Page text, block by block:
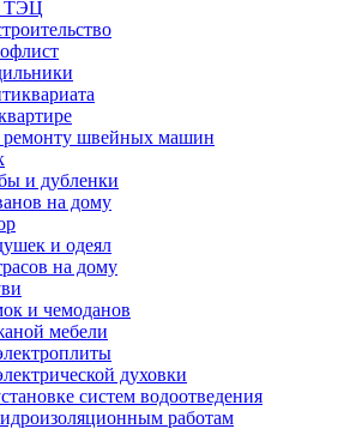
ТЭЦ
ремонту швейных машин
и дубленки
на дому
и одеял
на дому
и чемоданов
мебели
духовки
систем водоотведения
работам